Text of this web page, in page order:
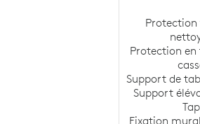
Protection
Protection en
Support de
Support
Tap
Fixation